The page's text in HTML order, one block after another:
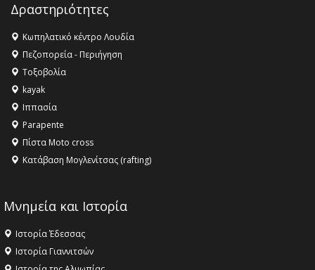
ΣΤΗΝ ΕΔΕΣΣΑ
Δραστηριότητες
Κωπηλατικό κέντρο Λουδία
Πεζοπορεία - Περιήγηση
Τοξοβολία
kayak
Ιππασία
Parapente
Πίστα Moto cross
Κατάβαση Μογλενίτσας (rafting)
Μνημεία και Ιστορία
Ιστορία Έδεσσας
Ιστορία Γιαννιτσών